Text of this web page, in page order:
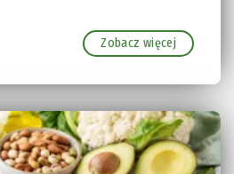
Zobacz więcej